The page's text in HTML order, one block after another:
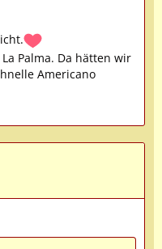
Palma. Da hätten wir
Americano